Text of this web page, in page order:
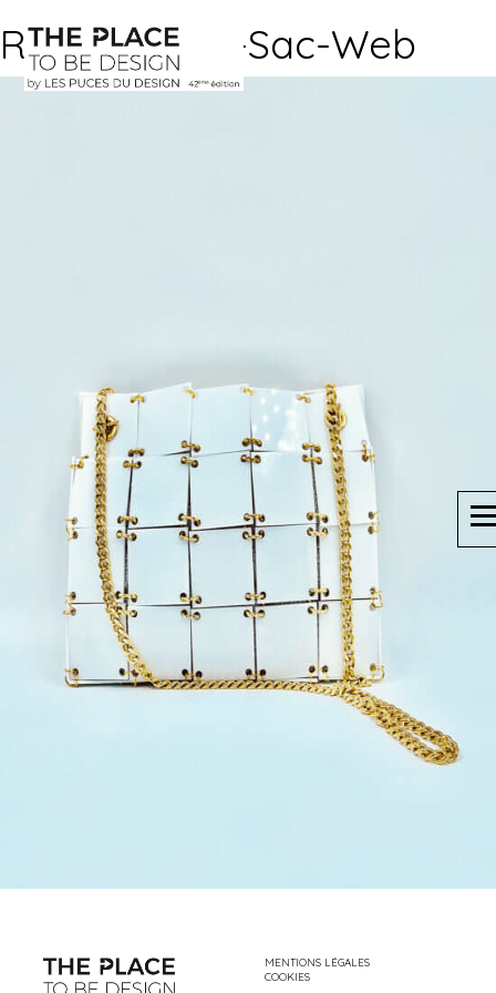
Rose-Lucker-Sac-Web
MENTIONS LÉGALES
COOKIES